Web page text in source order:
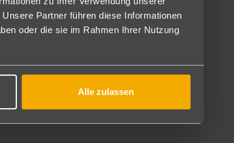
Partner führen diese Informationen
oder die sie im Rahmen Ihrer Nutzung
Alle zulassen
Betten ins Zimmer gestellt, heißt Belegung: 2
sind!
durch das Hotel. Kundenwünsche bezüglich der
bieten ausreichend Platz. Sie verfügen über ein
Schlafbereich mit Schlafsofa, TV, Föhn, Safe,